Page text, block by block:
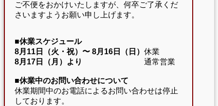
ご不便をおかけいたしますが、何卒ご了承くだ
さいますようお願い申し上げます。
■休業スケジュール
8月11日（火・祝）〜 8月16日（日） 休業
8月17日（月）より
通常営業
■休業中のお問い合わせについて
休業期間中のお電話によるお問い合わせは停止
しております。